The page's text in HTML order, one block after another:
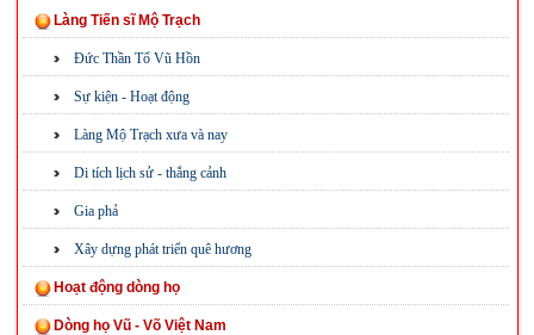
Làng Tiến sĩ Mộ Trạch
Đức Thần Tổ Vũ Hồn
Sự kiện - Hoạt động
Làng Mộ Trạch xưa và nay
Di tích lịch sử - thắng cảnh
Gia phả
Xây dựng phát triển quê hương
Hoạt động dòng họ
Dòng họ Vũ - Võ Việt Nam